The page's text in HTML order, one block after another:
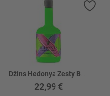
Pievienot vēlmju sarakstam
22,99 €